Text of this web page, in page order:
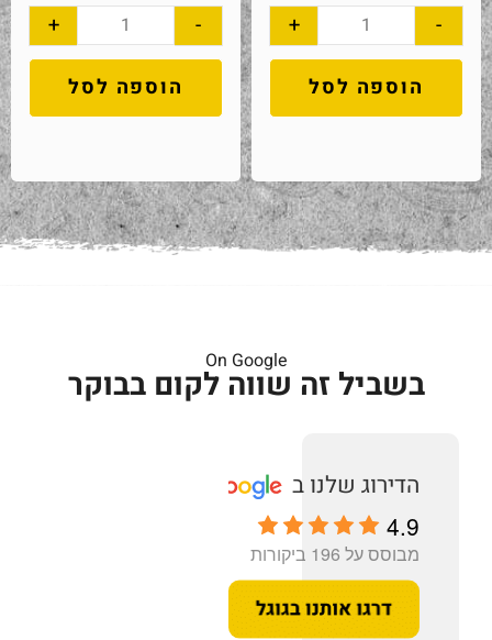
-
+
הוספה לסל
-
+
הוספה לסל
On Google
בשביל זה שווה לקום בבוקר
4.9
מבוסס על 196 ביקורות